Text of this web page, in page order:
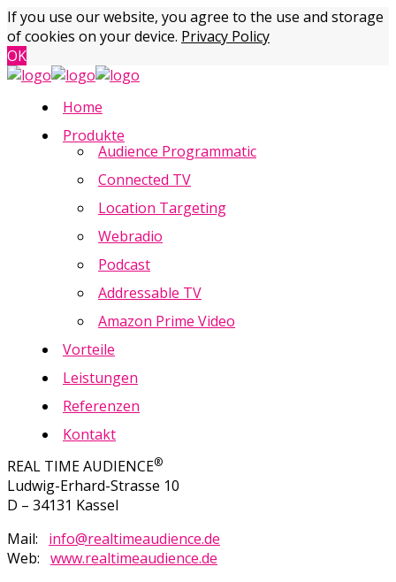
If you use our website, you agree to the use and storage
of cookies on your device. Privacy Policy
OK
Home
Produkte
Audience Programmatic
Connected TV
Location Targeting
Webradio
Podcast
Addressable TV
Amazon Prime Video
Vorteile
Leistungen
Referenzen
Kontakt
REAL TIME AUDIENCE®
Ludwig-Erhard-Strasse 10
D – 34131 Kassel
Mail: info@realtimeaudience.de
Web: www.realtimeaudience.de